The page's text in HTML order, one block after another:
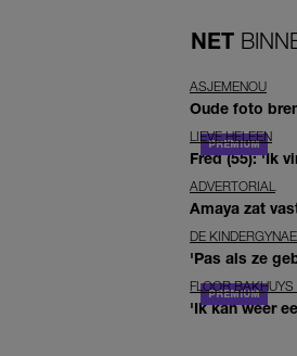
NET
ASJEMENOU
Oude foto
LIEVE HELEEN
Fred (55): 'Ik
ADVERTORIAL
Amaya zat
DE
'Pas als ze
FLOOR
'Ik kan weer